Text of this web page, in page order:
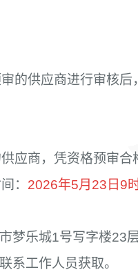
的供应商进行审核后
应商，凭资格预审合
： 2026年5月23日9
梦乐城1号写字楼23
系工作人员获取。